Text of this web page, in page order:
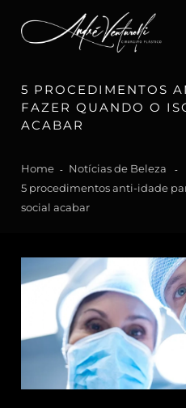
5 PROCEDIMENTOS
FAZER QUANDO O
ACABAR
Home
Notícias de Beleza
5 procedimentos anti-idade
social acabar